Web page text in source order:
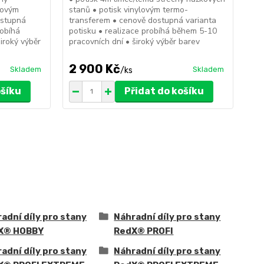
výběr
Skladem
stanů • potisk vinylovým termo-
transferem • cenově dostupná varianta
potisku • realizace probíhá během 5-10
pracovních dní • široký výběr barev
2 900 Kč/ks Skladem
Přidat do košíku
díly pro stany
HOBBY
Náhradní díly pro stany
RedX® PROFI
díly pro stany
Náhradní díly pro stany